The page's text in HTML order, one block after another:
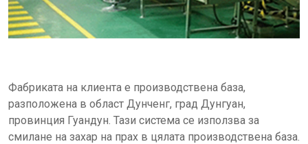
Фабриката на клиента е производствена база,
разположена в област Дунченг, град Дунгуан,
провинция Гуандун. Тази система се използва за
смилане на захар на прах в цялата производствена база.